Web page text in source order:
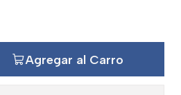
Agregar al Carro